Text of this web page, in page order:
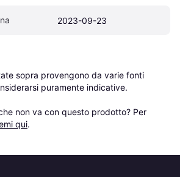
2023-09-23
sopra provengono da varie fonti
puramente indicative.
non va con questo prodotto? Per
qui.